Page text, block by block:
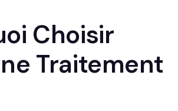
Choisir
Traitement